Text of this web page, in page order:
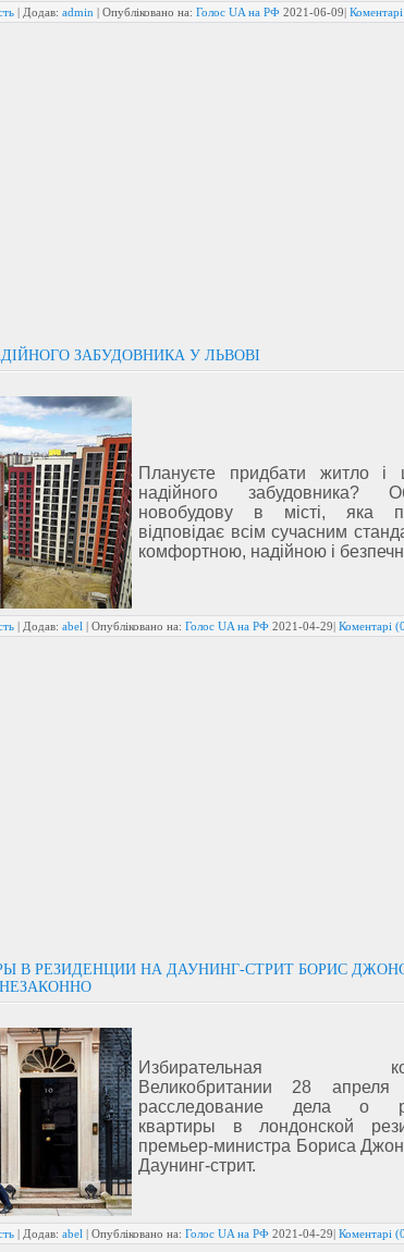
| Додав: admin | Опубліковано на: Голос UA на РФ 2021-06-09|
ЗАБУДОВНИКА У ЛЬВОВІ
Плануєте придбати житло і
надійного забудовника?
новобудову в місті, яка
відповідає всім сучасним
комфортною, надійною і
| Додав: abel | Опубліковано на: Голос UA на РФ 2021-04-29| Коментарі
В РЕЗИДЕНЦИИ НА ДАУНИНГ-СТРИТ БОРИС
Избирательная
Великобритании 28 апреля
расследование дела о
квартиры в лондонской
премьер-министра Бориса
Даунинг-стрит.
| Додав: abel | Опубліковано на: Голос UA на РФ 2021-04-29| Коментарі